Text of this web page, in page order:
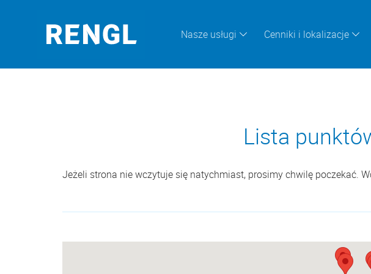
Nasze usługi Cenniki i lokalizacje
Lista
Jeżeli strona nie wczytuje się natychmiast, prosimy chwilę poczekać.